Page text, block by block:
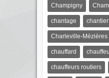
Champigny
chantage
Charleville-Mézières
chauffard
chauffeurs routiers